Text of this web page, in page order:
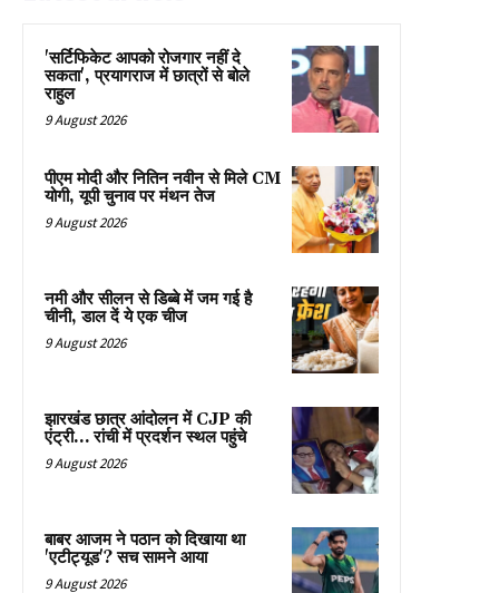
'सर्टिफिकेट आपको रोजगार नहीं दे
सकता', प्रयागराज में छात्रों से बोले
राहुल
9 August 2026
पीएम मोदी और नितिन नवीन से मिले CM
योगी, यूपी चुनाव पर मंथन तेज
9 August 2026
नमी और सीलन से डिब्बे में जम गई है
चीनी, डाल दें ये एक चीज
9 August 2026
झारखंड छात्र आंदोलन में CJP की
एंट्री… रांची में प्रदर्शन स्थल पहुंचे
9 August 2026
बाबर आजम ने पठान को दिखाया था
'एटीट्यूड'? सच सामने आया
9 August 2026